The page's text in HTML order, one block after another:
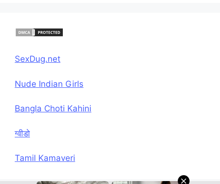
SexDug.net
Nude Indian Girls
Bangla Choti Kahini
ग्वीडो
Tamil Kamaveri